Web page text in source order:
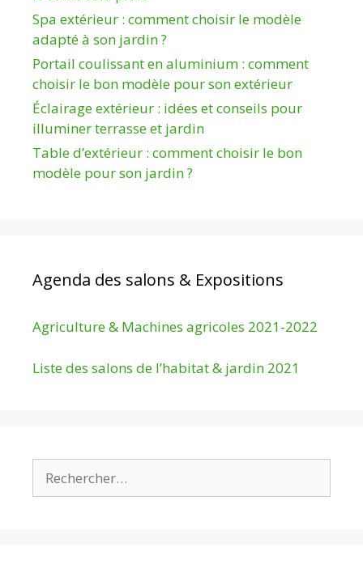
Spa extérieur : comment choisir le modèle
adapté à son jardin ?
Portail coulissant en aluminium : comment
choisir le bon modèle pour son extérieur
Éclairage extérieur : idées et conseils pour
illuminer terrasse et jardin
Table d’extérieur : comment choisir le bon
modèle pour son jardin ?
Agenda des salons & Expositions
Agriculture & Machines agricoles 2021-2022
Liste des salons de l’habitat & jardin 2021